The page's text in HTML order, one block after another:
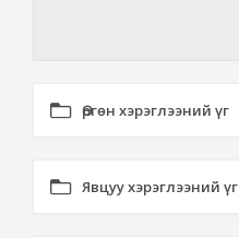
Өргөн хэрэглээний үг
Явцуу хэрэглээний үг